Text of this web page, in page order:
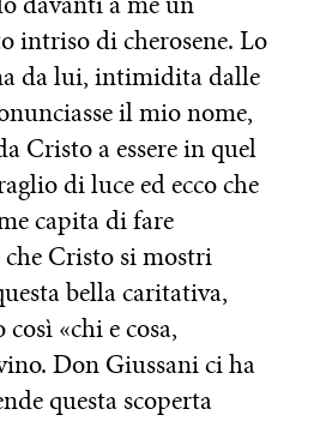
intriso di cherosene. Lo
da lui, intimidita dalle
il mio nome,
Cristo a essere in quel
di luce ed ecco che
capita di fare
Cristo si mostri
bella caritativa,
«chi e cosa,
Don Giussani ci ha
questa scoperta